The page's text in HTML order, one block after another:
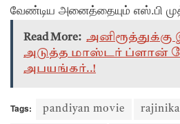
வேண்டிய அனைத்தையும் எஸ்.பி
Read More:
அடுத்த மாஸ்டர் ப்ளான்
அபயங்கர்..!
Tags: pandiyan movie